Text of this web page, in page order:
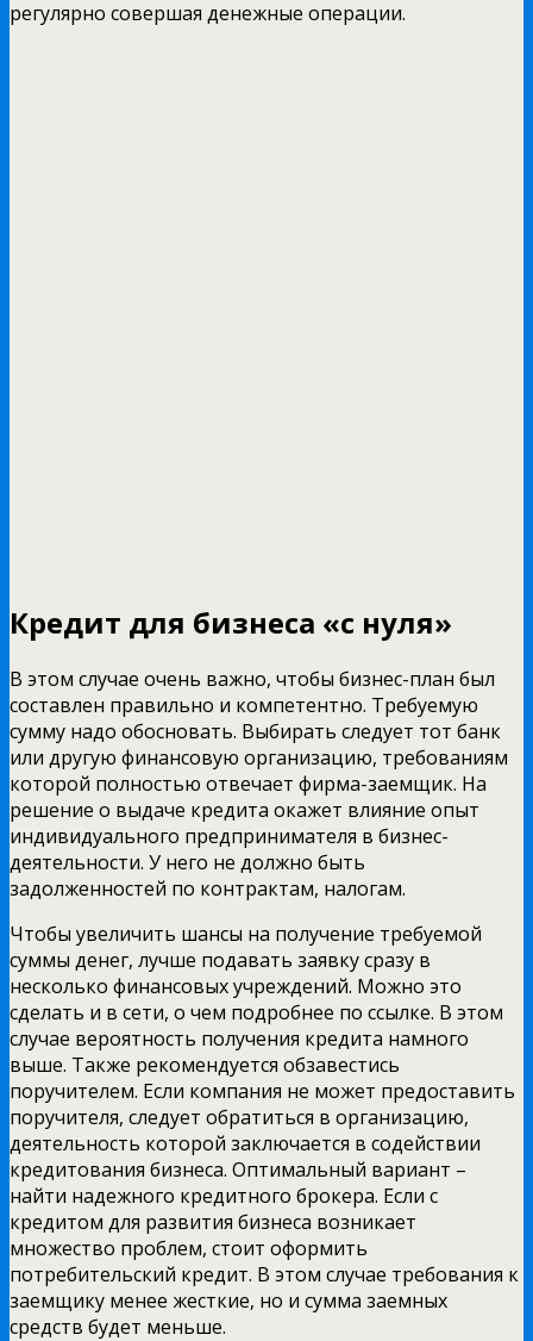
регулярно совершая денежные операции.
Кредит для бизнеса «с нуля»
В этом случае очень важно, чтобы бизнес-план был
составлен правильно и компетентно. Требуемую
сумму надо обосновать. Выбирать следует тот банк
или другую финансовую организацию, требованиям
которой полностью отвечает фирма-заемщик. На
решение о выдаче кредита окажет влияние опыт
индивидуального предпринимателя в бизнес-
деятельности. У него не должно быть
задолженностей по контрактам, налогам.
Чтобы увеличить шансы на получение требуемой
суммы денег, лучше подавать заявку сразу в
несколько финансовых учреждений. Можно это
сделать и в сети, о чем подробнее по ссылке. В этом
случае вероятность получения кредита намного
выше. Также рекомендуется обзавестись
поручителем. Если компания не может предоставить
поручителя, следует обратиться в организацию,
деятельность которой заключается в содействии
кредитования бизнеса. Оптимальный вариант –
найти надежного кредитного брокера. Если с
кредитом для развития бизнеса возникает
множество проблем, стоит оформить
потребительский кредит. В этом случае требования к
заемщику менее жесткие, но и сумма заемных
средств будет меньше.